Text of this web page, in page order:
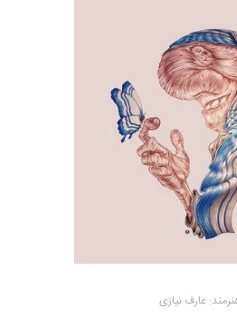
عارف نیازی